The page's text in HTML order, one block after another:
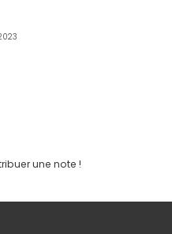
une note !